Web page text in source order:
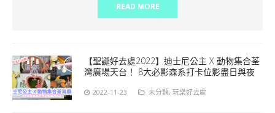
READ MORE
【聖誕好去處2022】迪士尼公主 X 動物集合荃
灣廣場天台！ 8大必影森系打卡位影盡日與夜
2022-11-23 未分類, 玩樂好去處